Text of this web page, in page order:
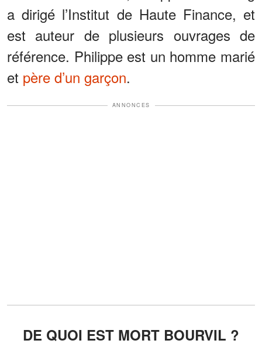
a dirigé l’Institut de Haute Finance, et
est auteur de plusieurs ouvrages de
référence. Philippe est un homme marié
et père d’un garçon.
ANNONCES
DE QUOI EST MORT BOURVIL ?